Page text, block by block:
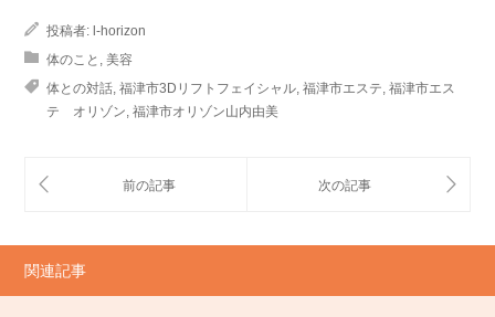
投稿者: l-horizon
体のこと , 美容
体との対話, 福津市3Dリフトフェイシャル, 福津市エステ, 福津市エス
テ オリゾン, 福津市オリゾン山内由美
関連記事